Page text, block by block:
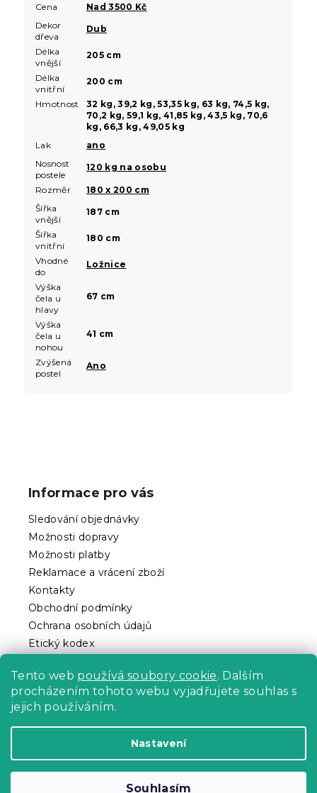
Tento web používá soubory cookie. Dalším
procházením tohoto webu vyjadřujete souhlas s
jejich používáním.
Nastavení
Souhlasím
Cena
Nad 3500 Kč
Dekor
dřeva
Dub
Délka
vnější
205 cm
Délka
vnitřní
200 cm
Hmotnost
32 kg, 39,2 kg, 53,35 kg, 63 kg, 74,5 kg,
70,2 kg, 59,1 kg, 41,85 kg, 43,5 kg, 70,6
kg, 66,3 kg, 49,05 kg
Lak
ano
Nosnost
postele
120 kg na osobu
Rozměr
180 x 200 cm
Šířka
vnější
187 cm
Šířka
vnitřní
180 cm
Vhodné
do
Ložnice
Výška
čela u
hlavy
67 cm
Výška
čela u
nohou
41 cm
Zvýšená
postel
Ano
Informace pro vás
Sledování objednávky
Možnosti dopravy
Možnosti platby
Reklamace a vrácení zboží
Kontakty
Obchodní podmínky
Ochrana osobních údajů
Etický kodex
Copyright 2026Povlečeme.cz. Všechna práva
Upravit nastavení cookies